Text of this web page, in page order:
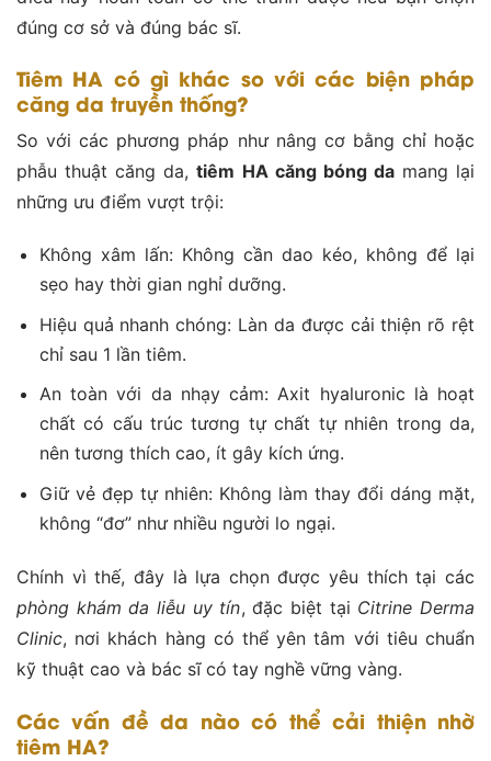
đúng cơ sở và đúng bác sĩ.
Tiêm HA có gì khác so với các biện pháp
căng da truyền thống?
So với các phương pháp như nâng cơ bằng chỉ hoặc
phẫu thuật căng da,tiêm HA căng bóng damang lại
những ưu điểm vượt trội:
Không xâm lấn: Không cần dao kéo, không để lại
sẹo hay thời gian nghỉ dưỡng.
Hiệu quả nhanh chóng: Làn da được cải thiện rõ rệt
chỉ sau 1 lần tiêm.
An toàn với da nhạy cảm: Axit hyaluronic là hoạt
chất có cấu trúc tương tự chất tự nhiên trong da,
nên tương thích cao, ít gây kích ứng.
Giữ vẻ đẹp tự nhiên: Không làm thay đổi dáng mặt,
không “đơ” như nhiều người lo ngại.
Chính vì thế, đây là lựa chọn được yêu thích tại các
phòng khám da liễu uy tín, đặc biệt tại Citrine Derma
Clinic, nơi khách hàng có thể yên tâm với tiêu chuẩn
kỹ thuật cao và bác sĩ có tay nghề vững vàng.
Các vấn đề da nào có thể cải thiện nhờ
tiêm HA?